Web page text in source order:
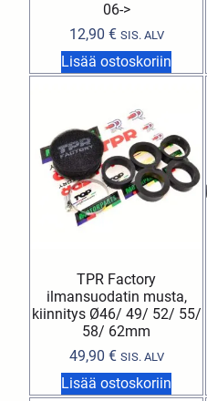
06->
12,90 € SIS. ALV
Lisää ostoskoriin
TPR Factory
ilmansuodatin musta,
kiinnitys Ø46/ 49/ 52/ 55/
58/ 62mm
49,90 € SIS. ALV
Lisää ostoskoriin